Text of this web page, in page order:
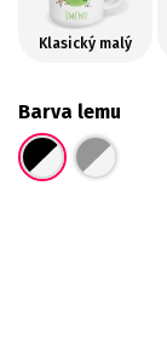
Klasický malý
Barva lemu